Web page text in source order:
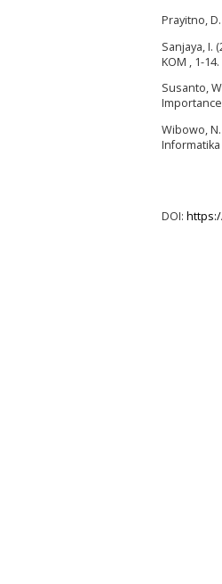
Prayitno,
Sanjaya, I.
KOM , 1-14.
Susanto,
Importance
Wibowo,
Informatika
DOI: